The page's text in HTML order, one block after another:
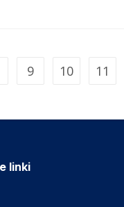
9 10 11
linki